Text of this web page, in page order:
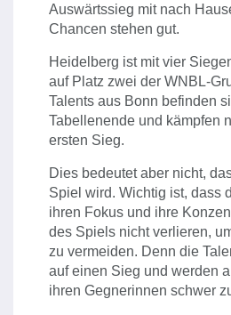
Auswärtssieg mit nach
Chancen stehen gut.
Heidelberg ist mit vier
auf Platz zwei der WNBL-
Talents aus Bonn befinden
Tabellenende und kämpfen
ersten Sieg.
Dies bedeutet aber nicht,
Spiel wird. Wichtig ist, dass
ihren Fokus und ihre
des Spiels nicht verlieren,
zu vermeiden. Denn die
auf einen Sieg und werden
ihren Gegnerinnen schwer